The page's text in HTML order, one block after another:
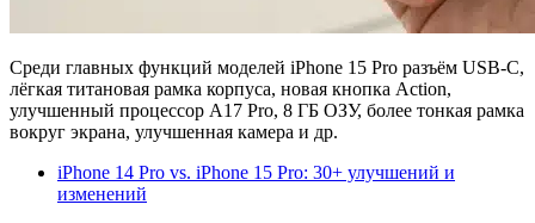
Среди главных функций моделей iPhone 15 Pro разъём USB-C,
лёгкая титановая рамка корпуса, новая кнопка Action,
улучшенный процессор A17 Pro, 8 ГБ ОЗУ, более тонкая рамка
вокруг экрана, улучшенная камера и др.
iPhone 14 Pro vs. iPhone 15 Pro: 30+ улучшений и
изменений